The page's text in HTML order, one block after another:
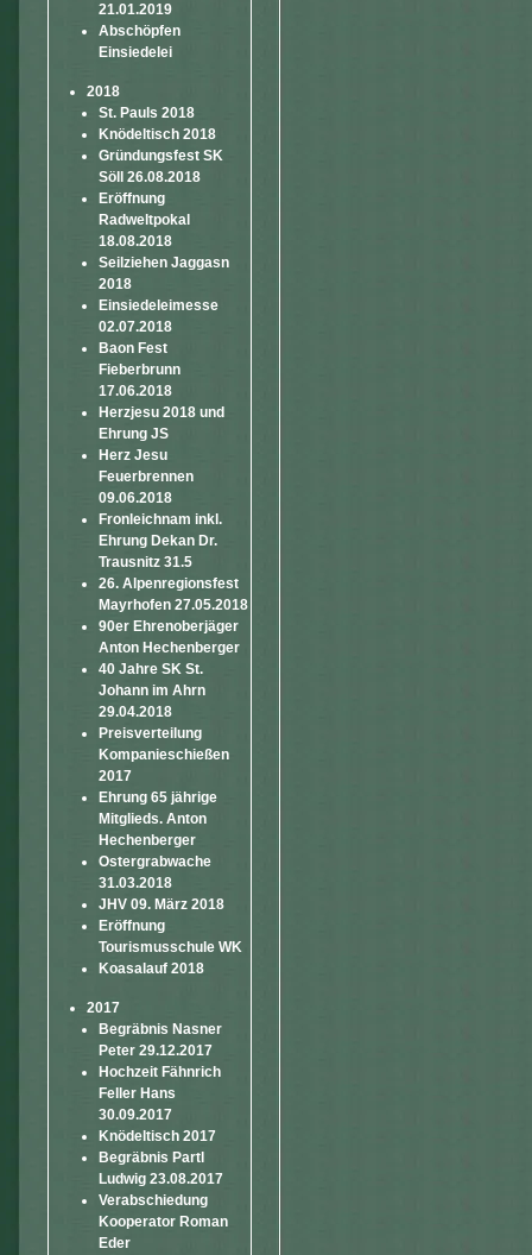
21.01.2019
Abschöpfen
Einsiedelei
2018
St. Pauls 2018
Knödeltisch 2018
Gründungsfest SK
Söll 26.08.2018
Eröffnung
Radweltpokal
18.08.2018
Seilziehen Jaggasn
2018
Einsiedeleimesse
02.07.2018
Baon Fest
Fieberbrunn
17.06.2018
Herzjesu 2018 und
Ehrung JS
Herz Jesu
Feuerbrennen
09.06.2018
Fronleichnam inkl.
Ehrung Dekan Dr.
Trausnitz 31.5
26. Alpenregionsfest
Mayrhofen 27.05.2018
90er Ehrenoberjäger
Anton Hechenberger
40 Jahre SK St.
Johann im Ahrn
29.04.2018
Preisverteilung
Kompanieschießen
2017
Ehrung 65 jährige
Mitglieds. Anton
Hechenberger
Ostergrabwache
31.03.2018
JHV 09. März 2018
Eröffnung
Tourismusschule WK
Koasalauf 2018
2017
Begräbnis Nasner
Peter 29.12.2017
Hochzeit Fähnrich
Feller Hans
30.09.2017
Knödeltisch 2017
Begräbnis Partl
Ludwig 23.08.2017
Verabschiedung
Kooperator Roman
Eder